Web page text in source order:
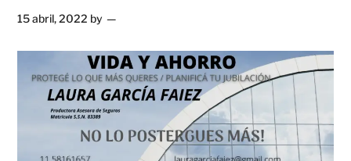
15 abril, 2022 by